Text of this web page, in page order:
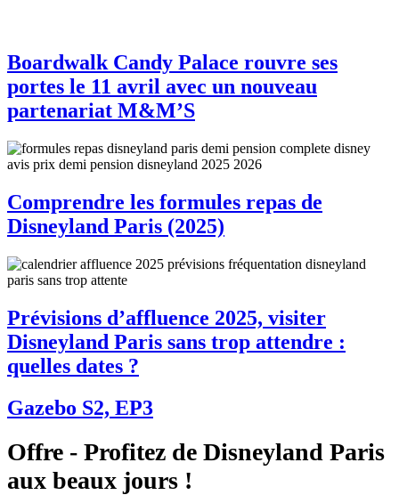
Boardwalk Candy Palace rouvre ses
portes le 11 avril avec un nouveau
partenariat M&M’S
Comprendre les formules repas de
Disneyland Paris (2025)
Prévisions d’affluence 2025, visiter
Disneyland Paris sans trop attendre :
quelles dates ?
Gazebo S2, EP3
Offre - Profitez de Disneyland Paris
aux beaux jours !